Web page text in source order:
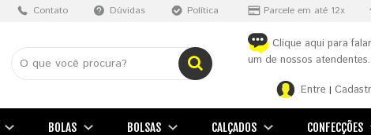
Contato Dúvidas Política Parcele em até 12x
Clique aqui para
um de nossos atendentes.
Entre |
BOLAS BOLSAS CALÇADOS CONFECÇÕES